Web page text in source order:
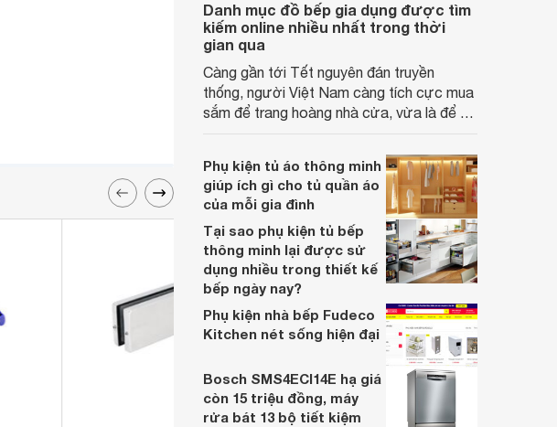
Danh mục đồ bếp gia dụng được tìm
kiếm online nhiều nhất trong thời
gian qua
Càng gần tới Tết nguyên đán truyền
thống, người Việt Nam càng tích cực mua
sắm để trang hoàng nhà cửa, vừa là để tự
trong gia đình sau một năm làm việc vất
vả, vừa là để giúp cả gia đình có một năm
mới đầy đủ, sung túc.
Phụ kiện tủ áo thông minh
giúp ích gì cho tủ quần áo
của mỗi gia đình
Tại sao phụ kiện tủ bếp
thông minh lại được sử
dụng nhiều trong thiết kế
bếp ngày nay?
Phụ kiện nhà bếp Fudeco
Kitchen nét sống hiện đại
Bosch SMS4ECI14E hạ giá
còn 15 triệu đồng, máy
rửa bát 13 bộ tiết kiệm